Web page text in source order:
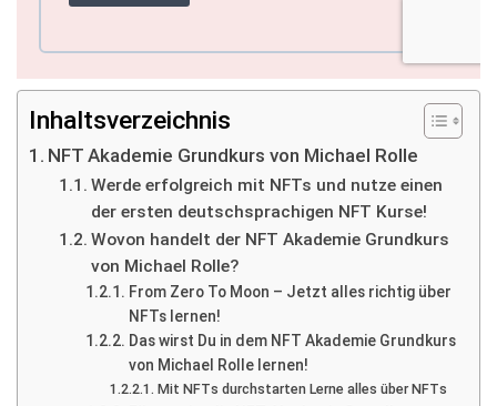
Inhaltsverzeichnis
NFT Akademie Grundkurs von Michael Rolle
Werde erfolgreich mit NFTs und nutze einen
der ersten deutschsprachigen NFT Kurse!
Wovon handelt der NFT Akademie Grundkurs
von Michael Rolle?
From Zero To Moon – Jetzt alles richtig über
NFTs lernen!
Das wirst Du in dem NFT Akademie Grundkurs
von Michael Rolle lernen!
Mit NFTs durchstarten Lerne alles über NFTs